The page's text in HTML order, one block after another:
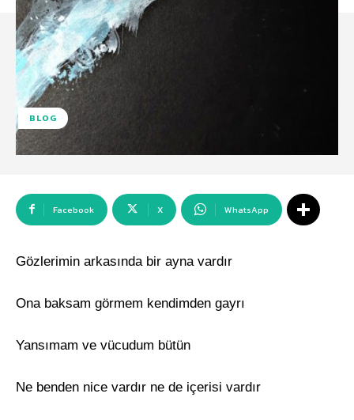
BLOG
Facebook X WhatsApp
Gözlerimin arkasında bir ayna vardır
Ona baksam görmem kendimden gayrı
Yansımam ve vücudum bütün
Ne benden nice vardır ne de içerisi vardır